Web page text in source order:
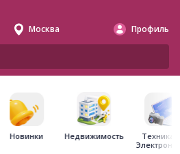
Москва Профиль
Новинки Недвижимость
Техника